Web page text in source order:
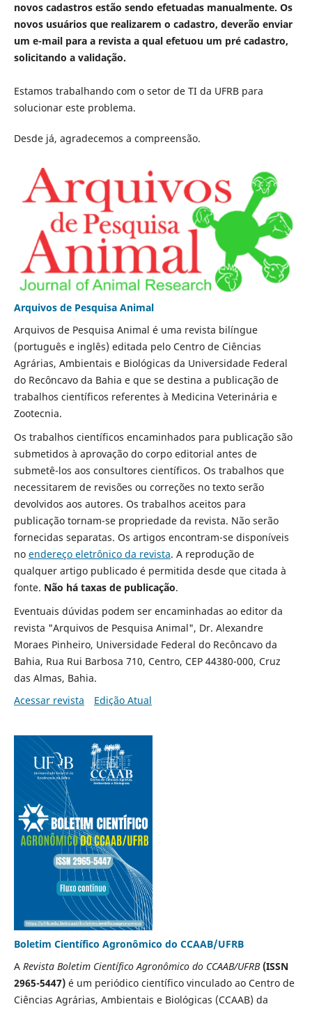
novos cadastros estão sendo efetuadas manualmente. Os
novos usuários que realizarem o cadastro, deverão enviar
um e-mail para a revista a qual efetuou um pré cadastro,
solicitando a validação.
Estamos trabalhando com o setor de TI da UFRB para
solucionar este problema.
Desde já, agradecemos a compreensão.
Arquivos de Pesquisa Animal
Arquivos de Pesquisa Animal é uma revista bilíngue
(português e inglês) editada pelo Centro de Ciências
Agrárias, Ambientais e Biológicas da Universidade Federal
do Recôncavo da Bahia e que se destina a publicação de
trabalhos científicos referentes à Medicina Veterinária e
Zootecnia.
Os trabalhos científicos encaminhados para publicação são
submetidos à aprovação do corpo editorial antes de
submetê-los aos consultores científicos. Os trabalhos que
necessitarem de revisões ou correções no texto serão
devolvidos aos autores. Os trabalhos aceitos para
publicação tornam-se propriedade da revista. Não serão
fornecidas separatas. Os artigos encontram-se disponíveis
no endereço eletrônico da revista. A reprodução de
qualquer artigo publicado é permitida desde que citada à
fonte. Não há taxas de publicação.
Eventuais dúvidas podem ser encaminhadas ao editor da
revista "Arquivos de Pesquisa Animal", Dr. Alexandre
Moraes Pinheiro, Universidade Federal do Recôncavo da
Bahia, Rua Rui Barbosa 710, Centro, CEP 44380-000, Cruz
das Almas, Bahia.
Acessar revista
Edição Atual
Boletim Científico Agronômico do CCAAB/UFRB
A Revista Boletim Científico Agronômico do CCAAB/UFRB (ISSN
2965-5447)é um periódico científico vinculado ao Centro de
Ciências Agrárias, Ambientais e Biológicas (CCAAB) da